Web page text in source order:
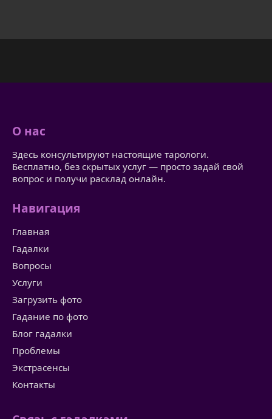
О нас
Здесь консультируют настоящие тарологи.
Бесплатно, без скрытых услуг — просто задай свой
вопрос и получи расклад онлайн.
Навигация
Главная
Гадалки
Вопросы
Услуги
Загрузить фото
Гадание по фото
Блог гадалки
Проблемы
Экстрасенсы
Контакты